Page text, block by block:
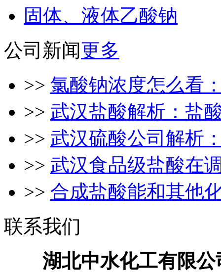
固体、液体乙酸钠
公司新闻更多
>> 氯酸钠浓度怎么看
>> 武汉盐酸解析：盐
>> 武汉硫酸公司解析
>> 武汉食品级盐酸在
>> 合成盐酸能和其他
联系我们
湖北中水化工有限公